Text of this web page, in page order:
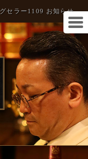
セラー1109 お知らせ